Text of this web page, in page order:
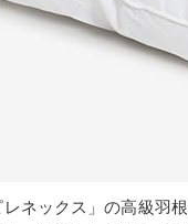
ネックス」の高級